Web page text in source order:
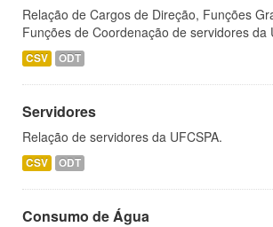
Relação de Cargos de Direção, Funções
Funções de Coordenação de servidores da
CSV ODT
Servidores
Relação de servidores da UFCSPA.
CSV ODT
Consumo de Água